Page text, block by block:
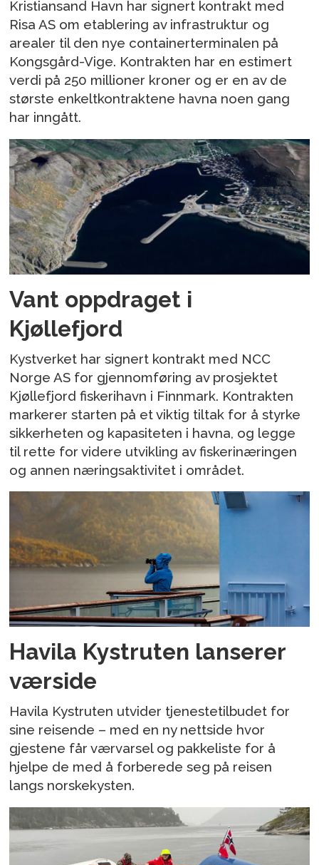
Kristiansand Havn har signert kontrakt med
Risa AS om etablering av infrastruktur og
arealer til den nye containerterminalen på
Kongsgård-Vige. Kontrakten har en estimert
verdi på 250 millioner kroner og er en av de
største enkeltkontraktene havna noen gang
har inngått.
Vant oppdraget i
Kjøllefjord
Kystverket har signert kontrakt med NCC
Norge AS for gjennomføring av prosjektet
Kjøllefjord fiskerihavn i Finnmark. Kontrakten
markerer starten på et viktig tiltak for å styrke
sikkerheten og kapasiteten i havna, og legge
til rette for videre utvikling av fiskerinæringen
og annen næringsaktivitet i området.
Havila Kystruten lanserer
værside
Havila Kystruten utvider tjenestetilbudet for
sine reisende – med en ny nettside hvor
gjestene får værvarsel og pakkeliste for å
hjelpe de med å forberede seg på reisen
langs norskekysten.